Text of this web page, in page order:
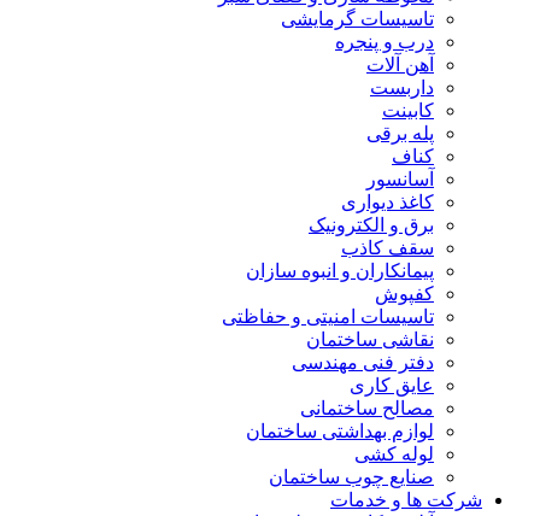
تاسیسات گرمایشی
درب و پنجره
آهن آلات
داربست
کابینت
پله برقی
کناف
آسانسور
کاغذ دیواری
برق و الکترونیک
سقف کاذب
پیمانکاران و انبوه سازان
کفپوش
تاسیسات امنیتی و حفاظتی
نقاشی ساختمان
دفتر فنی مهندسی
عایق کاری
مصالح ساختمانی
لوازم بهداشتی ساختمان
لوله کشی
صنایع چوب ساختمان
شرکت ها و خدمات